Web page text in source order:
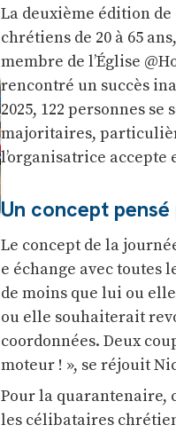
La deuxième édition
chrétiens de 20 à 65
membre de l’Église
rencontré un succès
2025, 122 personnes
majoritaires,
l’organisatrice accepte
Un concept
Le concept de la
e échange avec toutes
de moins que lui ou
ou elle souhaiterait
coordonnées. Deux
moteur ! », se réjouit
Pour la quarantenaire,
les célibataires